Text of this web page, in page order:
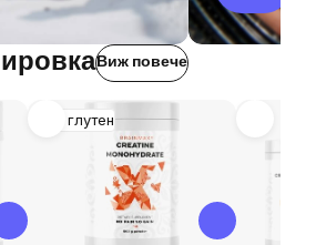
Виж повече
Без глутен